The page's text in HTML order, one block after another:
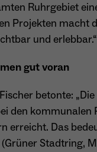
Anbieter
Laufzeit
Name
Ruhrgebiet
Projekten macht
und erlebbar.“
gut voran
betonte:
den
erreicht. Das
Stadtring,